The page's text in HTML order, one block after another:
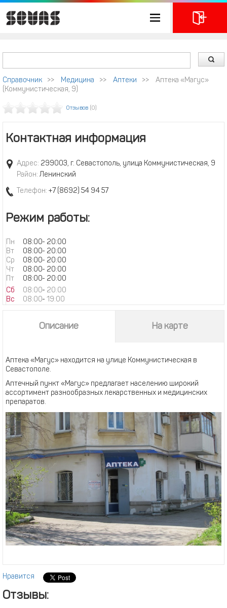
Справочник >> Медицина >> Аптеки >>
Аптека «Магус»
(Коммунистическая, 9)
Отзывов (0)
Контактная информация
Адрес: 299003, г. Севастополь, улица Коммунистическая, 9
Район: Ленинский
Телефон: +7 (8692) 54 94 57
Режим работы:
Пн 08:00- 20:00
Вт
08:00- 20:00
Ср
08:00- 20:00
Чт
08:00- 20:00
Пт
08:00- 20:00
Сб
08:00- 20:00
Вс
08:00- 19:00
Описание На карте
Аптека «Магус» находится на улице Коммунистическая в
Севастополе.
Аптечный пункт «Магус» предлагает населению широкий
ассортимент разнообразных лекарственных и медицинских
препаратов.
Нравится
Отзывы: